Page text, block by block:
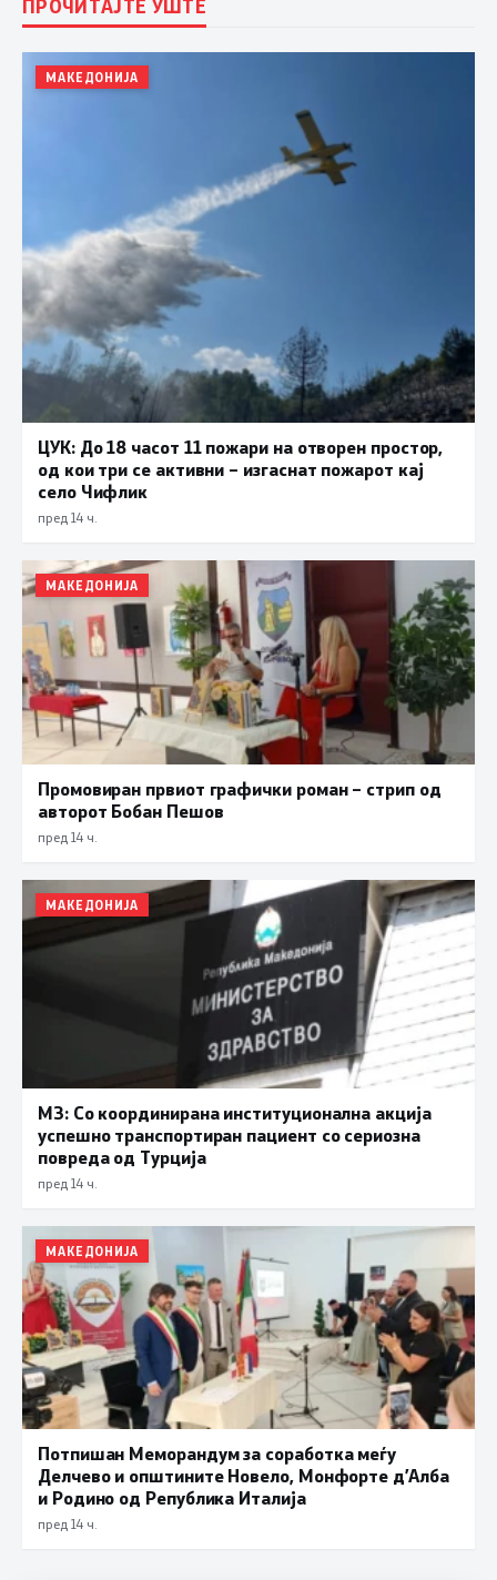
ПРОЧИТАЈТЕ УШТЕ
МАКЕДОНИЈА
ЦУК: До 18 часот 11 пожари на отворен простор,
од кои три се активни – изгаснат пожарот кај
село Чифлик
пред 14 ч.
МАКЕДОНИЈА
Промовиран првиот графички роман – стрип од
авторот Бобан Пешов
пред 14 ч.
МАКЕДОНИЈА
МЗ: Со координирана институционална акција
успешно транспортиран пациент со сериозна
повреда од Турција
пред 14 ч.
МАКЕДОНИЈА
Потпишан Меморандум за соработка меѓу
Делчево и општините Новело, Монфорте д’Алба
и Родино од Република Италија
пред 14 ч.